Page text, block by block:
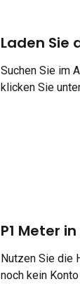
Laden Sie
Suchen Sie im
klicken Sie
P1 Meter
Nutzen Sie die
noch kein